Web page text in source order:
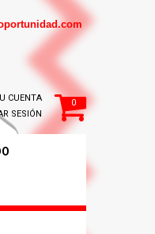
0
CUENTA
SESIÓN